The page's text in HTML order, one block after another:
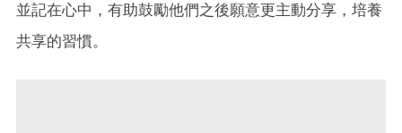
並記在心中，有助鼓勵他們之後願意更主動分享，培養
共享的習慣。